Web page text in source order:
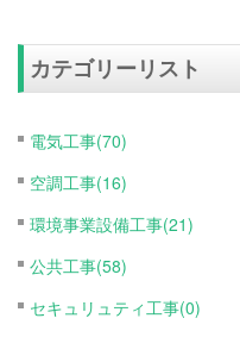
カテゴリーリスト
電気工事(70)
空調工事(16)
環境事業設備工事(21)
公共工事(58)
セキュリュティ工事(0)